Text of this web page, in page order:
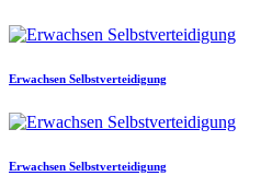
Erwachsen Selbstverteidigung
Erwachsen Selbstverteidigung